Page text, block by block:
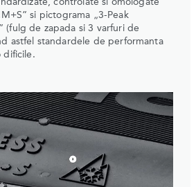
controlate si omologate
si pictograma „3-Peak
(fulg de zapada si 3 varfuri de
astfel standardele de performanta
dificile.